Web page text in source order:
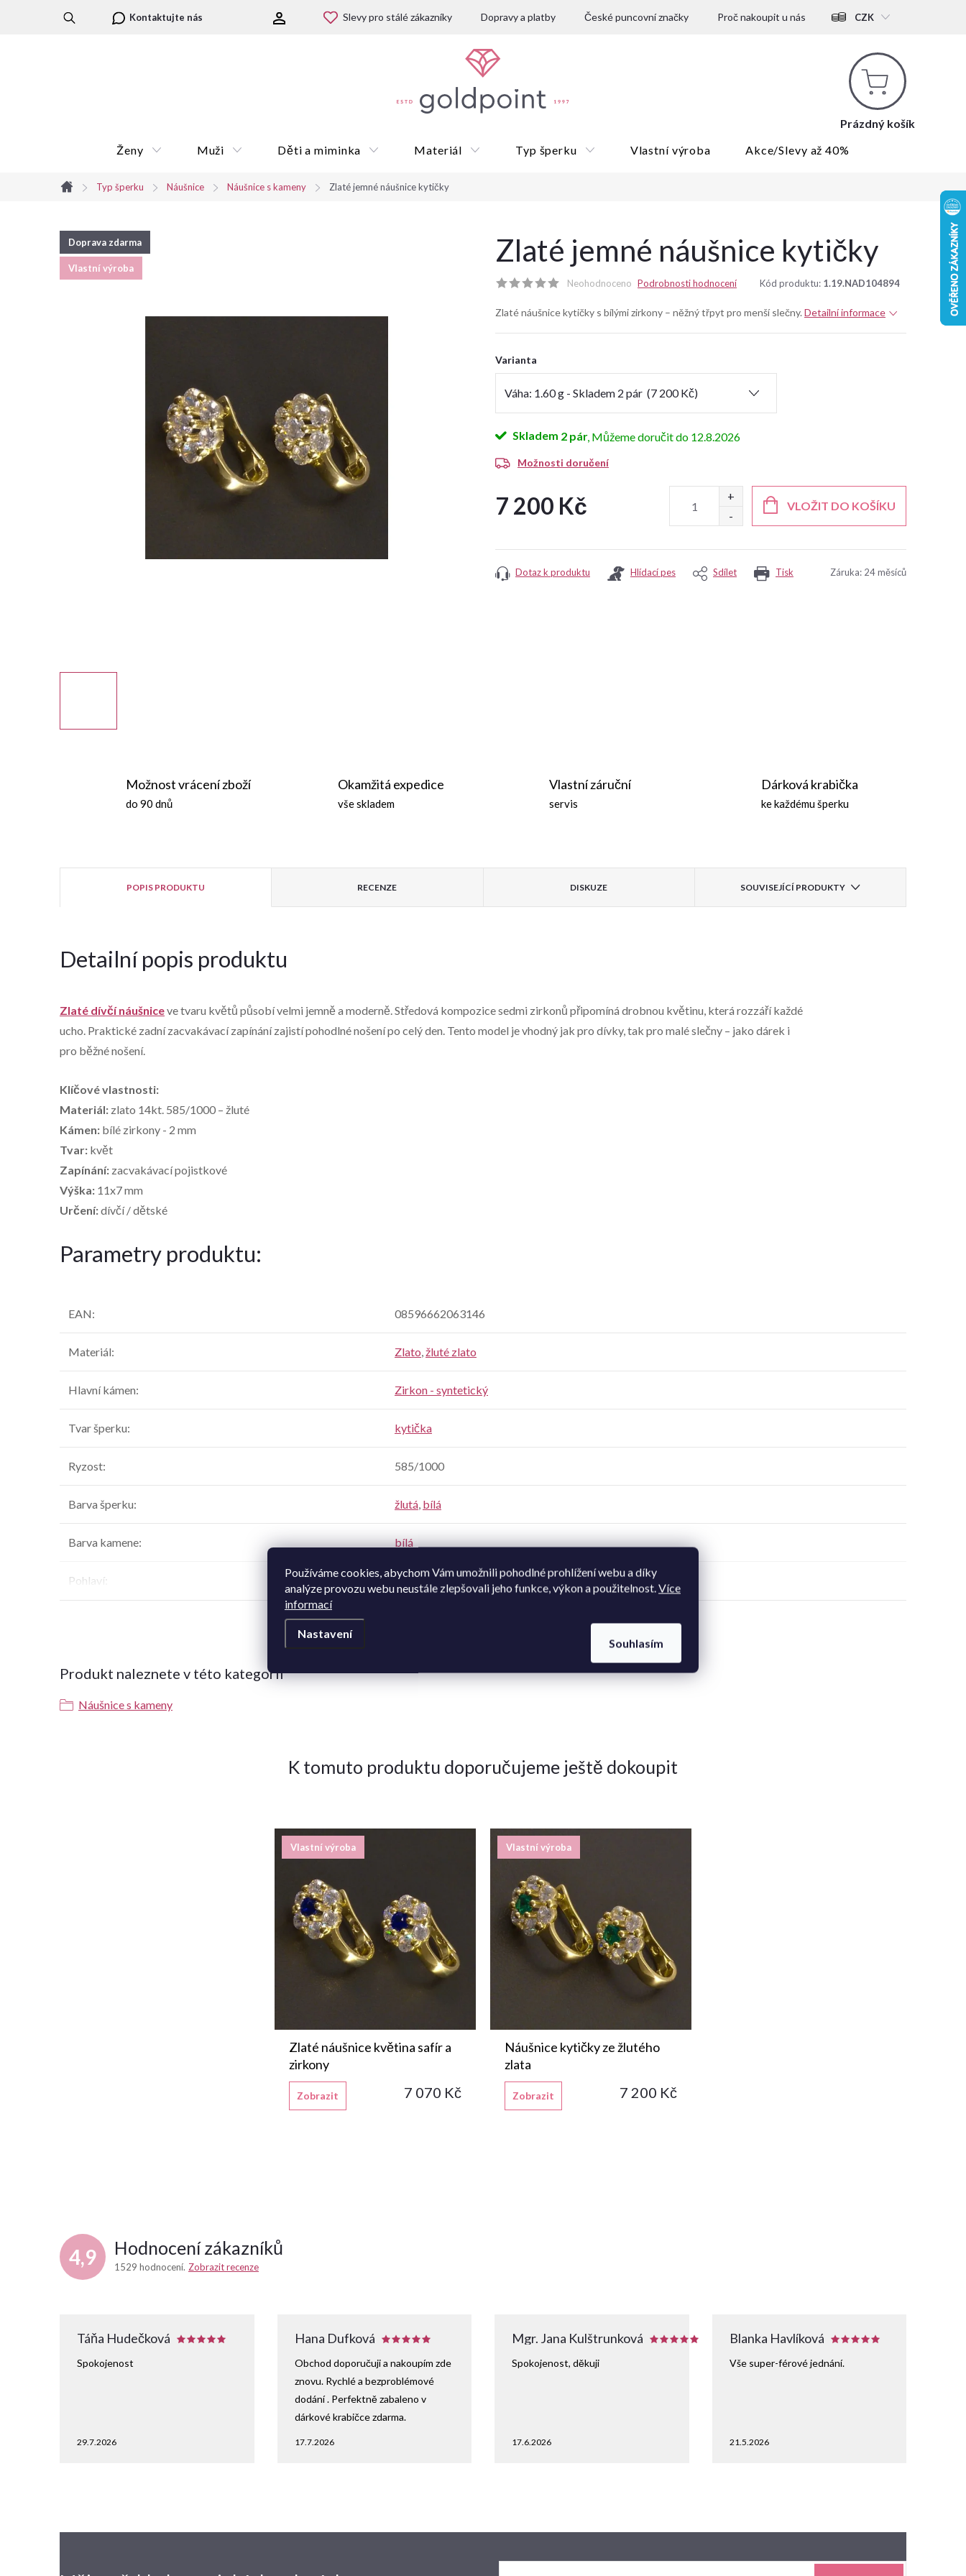
Používáme cookies, abychom Vám umožnili pohodlné prohlížení webu a díky
analýze provozu webu neustále zlepšovali jeho funkce, výkon a použitelnost.Více
informací
Nastavení
Souhlasím
Kontaktujte nás Slevy pro stálé zákazníky Dopravy a platby České puncovní značky Proč nakoupit u nás CZK
Nákupní
košík
Prázdný košík
Ženy
Muži Děti a miminka Materiál Typ šperku Vlastní výroba Akce/Slevy až 40%
Dárkové poukazy
Domů
Typ šperku Náušnice Náušnice s kameny Zlaté jemné náušnice kytičky
Doprava zdarma
Vlastní výroba Zlaté jemné náušnice kytičky
Neohodnoceno Podrobnosti hodnocení Kód produktu: 1.19.NAD104894
Zlaté náušnice kytičky s bílými zirkony – něžný třpyt pro menší slečny. Detailní informace
Varianta
Skladem 2 pár 12.8.2026
Možnosti doručení
7 200 Kč VLOŽIT DO KOŠÍKU
Tisk
Dotaz k produktu Hlídací pes Sdílet Záruka: 24 měsíců
Dárková krabička
ke každému šperku
Možnost vrácení zboží
do 90 dnů
Okamžitá expedice
vše skladem
Vlastní záruční
servis
POPIS PRODUKTU RECENZE DISKUZE SOUVISEJÍCÍ PRODUKTY
Detailní popis produktu
Zlaté dívčí náušniceve tvaru květů působí velmi jemně a moderně. Středová kompozice sedmi zirkonů připomíná drobnou květinu, která rozzáří každé
ucho. Praktické zadní zacvakávací zapínání zajistí pohodlné nošení po celý den. Tento model je vhodný jak pro dívky, tak pro malé slečny – jako dárek i
pro běžné nošení.
Klíčové vlastnosti:
Materiál: zlato 14kt. 585/1000 – žluté
Kámen: bílé zirkony - 2 mm
Tvar: květ
Zapínání: zacvakávací pojistkové
Výška: 11x7 mm
Určení:dívčí / dětské
Parametry produktu:
EAN: 08596662063146
Materiál: Zlato,žluté zlato
Hlavní kámen: Zirkon - syntetický
Tvar šperku: kytička
Ryzost: 585/1000
Barva šperku: žlutá, bílá
Barva kamene: bílá
Pohlaví dívčí,dětské,pro miminka
Produkt naleznete v této kategorii
Náušnice s kameny
K tomuto produktu doporučujeme ještě dokoupit
Vlastní výroba
Zlaté náušnice květina safír a
zirkony
7 070 Kč
Zobrazit
Vlastní výroba
Náušnice kytičky ze žlutého
zlata
7 200 Kč
Zobrazit
4,9 Hodnocení zákazníků
1529 hodnocení Zobrazit recenze
Táňa Hudečková
29.7.2026
Spokojenost
Hana Dufková
17.7.2026
Obchod doporučuji a nakoupím zde
znovu. Rychlé a bezproblémové
dodání . Perfektně zabaleno v
dárkové krabičce zdarma.
Mgr. Jana Kulštrunková
17.6.2026
Spokojenost, děkuji
Blanka Havlíková
21.5.2026
Vše super-férové jednání.